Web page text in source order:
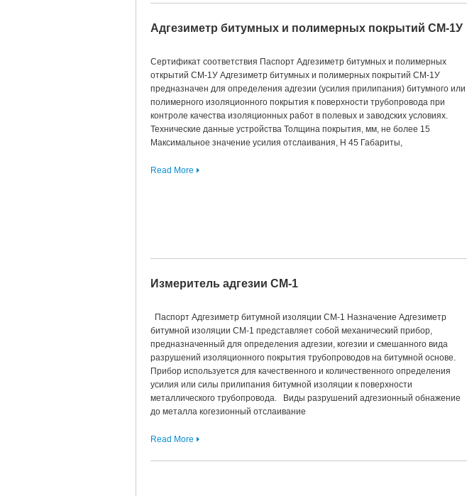
Адгезиметр битумных и полимерных покрытий СМ-1У
Сертификат соответствия Паспорт Адгезиметр битумных и полимерных
открытий СМ-1У Адгезиметр битумных и полимерных покрытий СМ-1У
предназначен для определения адгезии (усилия прилипания) битумного или
полимерного изоляционного покрытия к поверхности трубопровода при
контроле качества изоляционных работ в полевых и заводских условиях.
Технические данные устройства Толщина покрытия, мм, не более 15
Максимальное значение усилия отслаивания, Н 45 Габариты,
Read More
Измеритель адгезии СМ-1
Паспорт Адгезиметр битумной изоляции СМ-1 Назначение Адгезиметр
битумной изоляции СМ-1 представляет собой механический прибор,
предназначенный для определения адгезии, когезии и смешанного вида
разрушений изоляционного покрытия трубопроводов на битумной основе.
Прибор используется для качественного и количественного определения
усилия или силы прилипания битумной изоляции к поверхности
металлического трубопровода. Виды разрушений адгезионный обнажение
до металла когезионный отслаивание
Read More